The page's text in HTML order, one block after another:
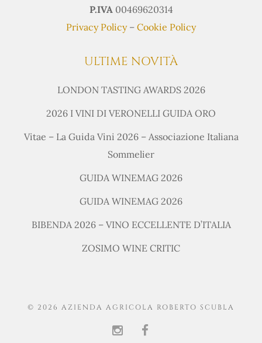
P.IVA 00469620314
Privacy Policy– Cookie Policy
ULTIME NOVITÀ
LONDON TASTING AWARDS 2026
2026 I VINI DI VERONELLI GUIDA ORO
Vitae – La Guida Vini 2026 – Associazione Italiana
Sommelier
GUIDA WINEMAG 2026
GUIDA WINEMAG 2026
BIBENDA 2026 – VINO ECCELLENTE D’ITALIA
ZOSIMO WINE CRITIC
© 2026 AZIENDA AGRICOLA ROBERTO SCUBLA